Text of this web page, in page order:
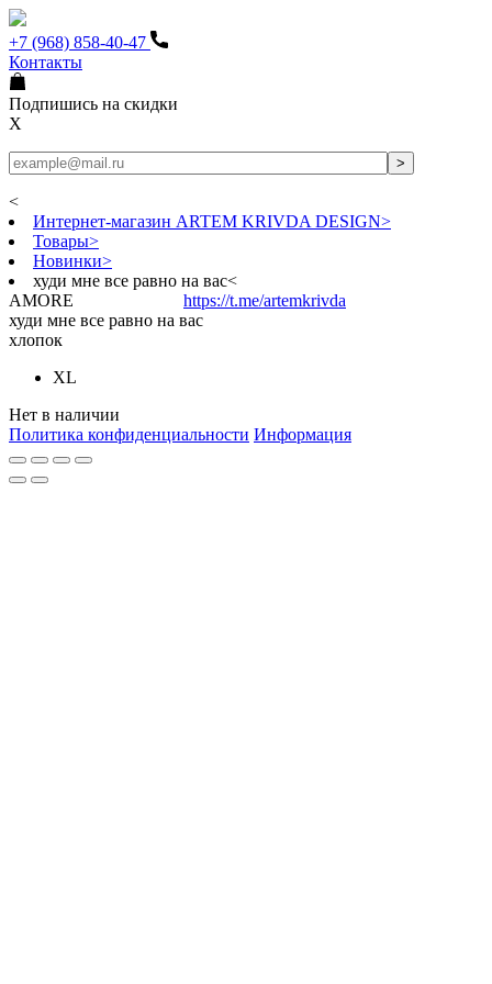
+7 (968) 858-40-47
Контакты
Подпишись на скидки
X
<
Интернет-магазин ARTEM KRIVDA DESIGN>
Товары>
Новинки>
худи мне все равно на вас<
AMORE
https://t.me/artemkrivda
худи мне все равно на вас
хлопок
XL
Нет в наличии
Политика конфиденциальности Информация